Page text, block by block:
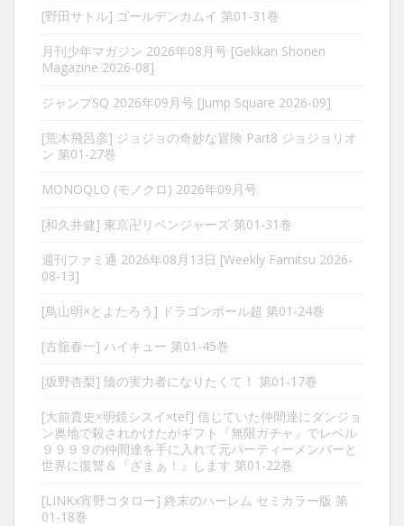
[野田サトル] ゴールデンカムイ 第01-31巻
月刊少年マガジン 2026年08月号 [Gekkan Shonen
Magazine 2026-08]
ジャンプSQ 2026年09月号 [Jump Square 2026-09]
[荒木飛呂彦] ジョジョの奇妙な冒険 Part8 ジョジョリオ
ン 第01-27巻
MONOQLO (モノクロ) 2026年09月号
[和久井健] 東京卍リベンジャーズ 第01-31巻
週刊ファミ通 2026年08月13日 [Weekly Famitsu 2026-
08-13]
[鳥山明×とよたろう] ドラゴンボール超 第01-24巻
[古舘春一] ハイキュー 第01-45巻
[坂野杏梨] 陰の実力者になりたくて！ 第01-17巻
[大前貴史×明鏡シスイ×tef] 信じていた仲間達にダンジョ
ン奥地で殺されかけたがギフト『無限ガチャ』でレベル
９９９９の仲間達を手に入れて元パーティーメンバーと
世界に復讐＆『ざまぁ！』します 第01-22巻
[LINKx宵野コタロー] 終末のハーレム セミカラー版 第
01-18巻